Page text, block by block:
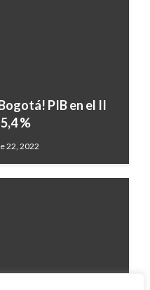
PIB en el II
%
22, 2022